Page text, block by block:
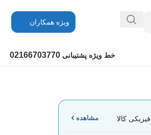
ویژه همکاران
خط ویژه پشتیبانی 02166703770
کالا مشاهده